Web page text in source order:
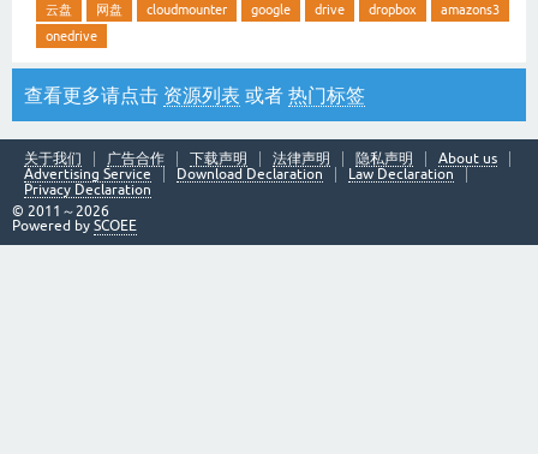
云盘 网盘 cloudmounter google drive dropbox
amazons3
onedrive
查看更多请点击 资源列表 或者 热门标签
关于我们 广告合作 下载声明 法律声明 隐私声明
About us
Advertising Service
Download Declaration
Law Declaration
Privacy Declaration
© 2011～2026
Powered by SCOEE